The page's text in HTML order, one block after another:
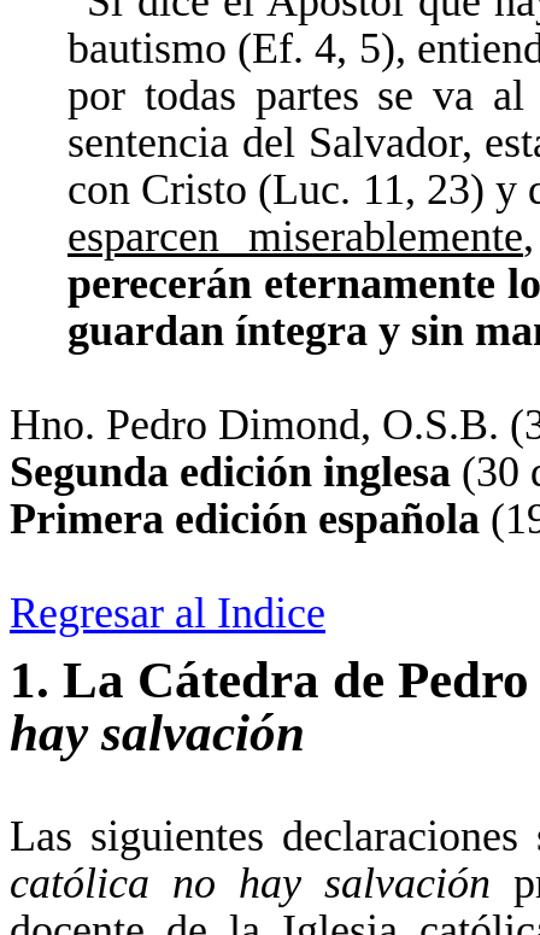
bautismo (Ef. 4, 5),
por todas partes se va
sentencia del Salvador,
con Cristo (Luc. 11, 23) y
esparcen miserablemente
perecerán eternamente
guardan íntegra y sin
Hno. Pedro Dimond, O.S.B.
Segunda edición inglesa (30
Primera edición española
Regresar al Indice
1. La Cátedra de
hay salvación
Las siguientes
católica no hay salvación